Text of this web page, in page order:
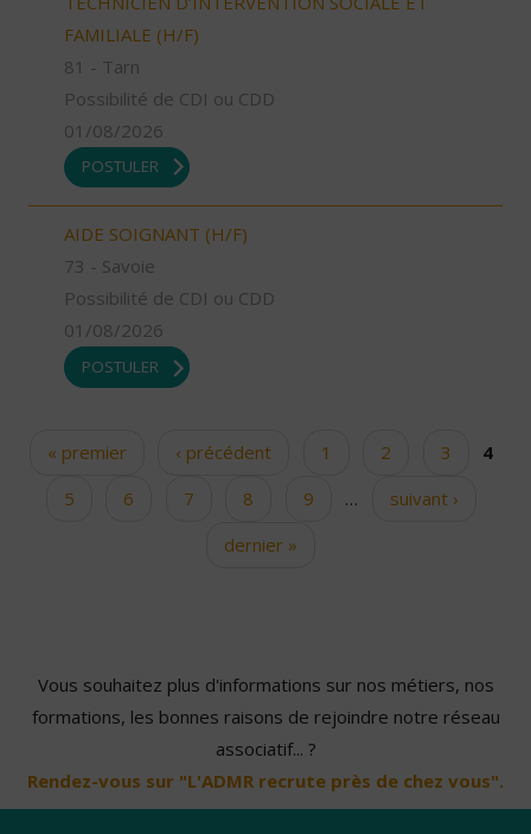
FAMILIALE (H/F)
81 - Tarn
Possibilité de CDI ou CDD
01/08/2026
POSTULER
AIDE SOIGNANT (H/F)
73 - Savoie
Possibilité de CDI ou CDD
01/08/2026
POSTULER
Pages« premier ‹ précédent 1 2 3
4
5
6 7 8 9 …
suivant ›
dernier »
Vous souhaitez plus d'informations sur nos métiers, nos
formations, les bonnes raisons de rejoindre notre réseau
associatif... ?
Rendez-vous sur "L'ADMR recrute près de chez vous".